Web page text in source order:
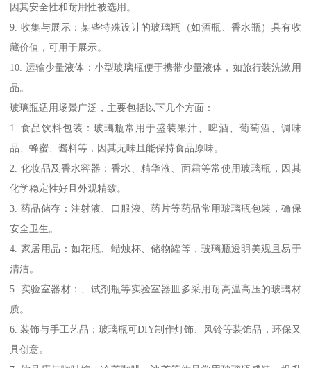
因其安全性和耐用性被选用。
9. 收集与展示：某些特殊设计的玻璃瓶（如酒瓶、香水瓶）具有收
藏价值，可用于展示。
10. 运输少量液体：小型玻璃瓶便于携带少量液体，如旅行装洗漱用
品。
玻璃瓶适用场景广泛，主要包括以下几个方面：
1. 食品饮料包装：玻璃瓶常用于盛装果汁、啤酒、葡萄酒、调味
品、蜂蜜、酱料等，因其无味且能保持食品原味。
2. 化妆品及香水容器：香水、精华液、面霜等常使用玻璃瓶，因其
化学稳定性好且外观精致。
3. 药品储存：注射液、口服液、药片等药品常用玻璃瓶包装，确保
安全卫生。
4. 家居用品：如花瓶、蜡烛杯、储物罐等，玻璃瓶透明美观且易于
清洁。
5. 实验室器材：、试剂瓶等实验室器皿多采用耐高温高压的玻璃材
质。
6. 装饰与手工艺品：玻璃瓶可DIY制作灯饰、风铃等装饰品，环保又
具创意。